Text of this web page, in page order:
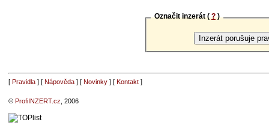
Označit inzerát (?)
[ Pravidla] [ Nápověda] [ Novinky] [ Kontakt]
© ProfiINZERT.cz , 2006